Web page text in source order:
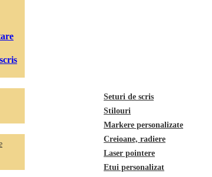
Seturi de scris
Stilouri
Markere personalizate
Creioane, radiere
Laser pointere
Etui personalizat